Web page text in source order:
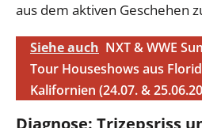
aus dem aktiven Geschehen
Siehe auch NXT & WWE
Tour Houseshows aus
Kalifornien (24.07. &